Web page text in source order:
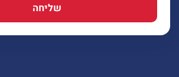
שליחה